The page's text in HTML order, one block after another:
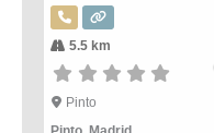
5.5 km
Pinto